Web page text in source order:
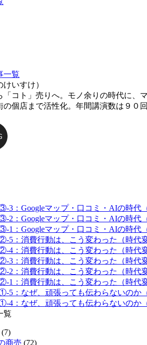
一覧
いすけ）
「コト」売りへ。モノ余りの時代に
個店まで活性化。年間講演数は９０回
3：Googleマップ・口コミ・AIの時代
2：Googleマップ・口コミ・AIの時代
1：Googleマップ・口コミ・AIの時代
5：消費行動は、こう変わった（時代
4：消費行動は、こう変わった（時代
3：消費行動は、こう変わった（時代
2：消費行動は、こう変わった（時代
1：消費行動は、こう変わった（時代
5：なぜ、頑張っても伝わらないのか
4：なぜ、頑張っても伝わらないのか
覧
(7)
商売 (72)